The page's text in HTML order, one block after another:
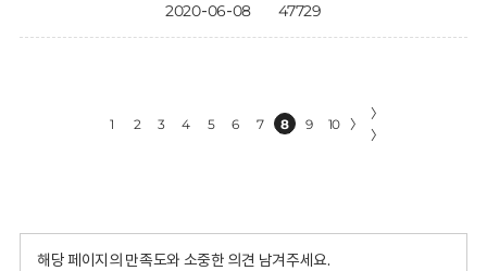
2020-06-08 47729
1 2 3 4 5 6 7 8 9 10 〉
〉
〉
해당 페이지의 만족도와 소중한 의견 남겨주세요.